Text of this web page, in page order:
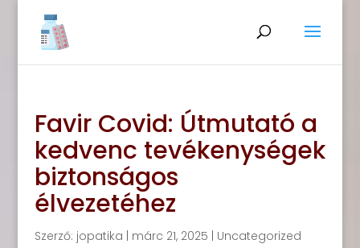
Favir Covid: Útmutató a
kedvenc tevékenységek
biztonságos
élvezetéhez
Szerző: jopatika márc 21, 2025 Uncategorized